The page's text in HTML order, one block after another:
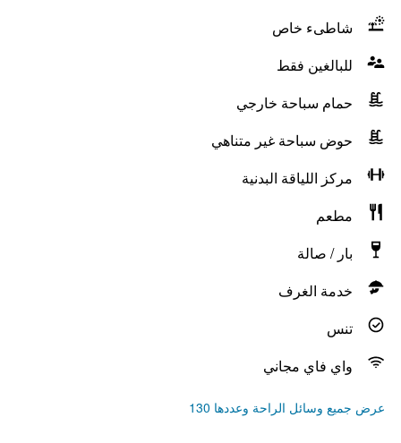
شاطىء خاص
للبالغين فقط
حمام سباحة خارجي
حوض سباحة غير متناهي
مركز اللياقة البدنية
مطعم
بار / صالة
خدمة الغرف
تنس
واي فاي مجاني
عرض جميع وسائل الراحة وعددها 130